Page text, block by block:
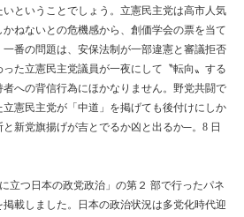
ということでしょう。立憲民主党は高市人気
ねないとの危機感から、創価学会の票を当て
番の問題は、安保法制が一部違憲と審議拒否
た立憲民主党議員が一夜にして〝転向〟する
への背信行為にほかなりません。野党共闘で
憲民主党が「中道」を掲げても後付けにしか
新党旗揚げが吉とでるか凶と出るか─。 8 日
立つ日本の政党政治」の第２ 部で行ったパネ
載しました。日本の政治状況は多党化時代迎